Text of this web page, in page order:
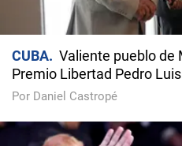
CUBA
Valiente pueblo de
Premio Libertad Pedro
Por Daniel Castropé